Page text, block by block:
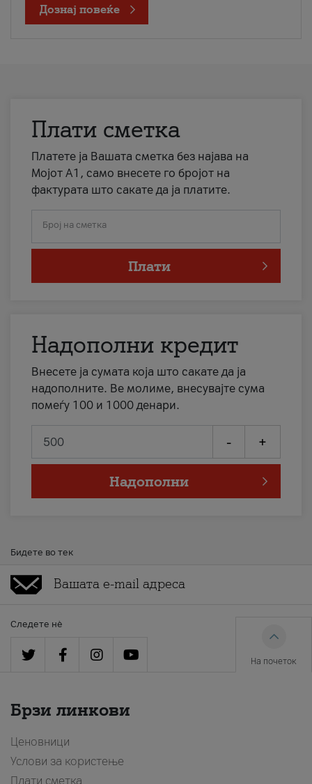
Дознај повеќе
Плати сметка
Платете ја Вашата сметка без најава на
Мојот А1, само внесете го бројот на
фактурата што сакате да ја платите.
Број на сметка
Плати
Надополни кредит
Внесете ја сумата која што сакате да ја
надополните. Ве молиме, внесувајте сума
помеѓу 100 и 1000 денари.
- +
Надополни
Бидете во тек
Следете нè
На почеток
Брзи линкови
Ценовници
Услови за користење
Плати сметка